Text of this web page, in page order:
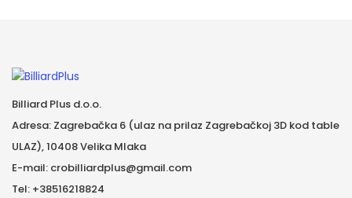
Billiard Plus d.o.o.
Adresa: Zagrebačka 6 (ulaz na prilaz Zagrebačkoj 3D kod table
ULAZ), 10408 Velika Mlaka
E-mail: crobilliardplus@gmail.com
Tel: +38516218824